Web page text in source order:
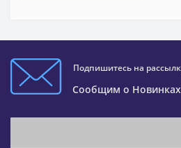
Подпишитесь на
Сообщим о Новинках